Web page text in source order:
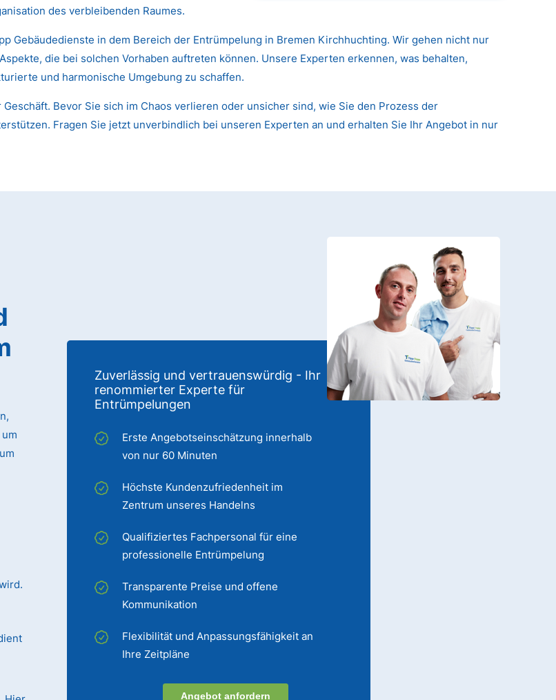
des verbleibenden Raumes.
Gebäudedienste in dem Bereich der Entrümpelung in Bremen Kirchhuchting. Wir gehen nicht nur
die bei solchen Vorhaben auftreten können. Unsere Experten erkennen, was behalten,
und harmonische Umgebung zu schaffen.
Bevor Sie sich im Chaos verlieren oder unsicher sind, wie Sie den Prozess der
Fragen Sie jetzt unverbindlich bei unseren Experten an und erhalten Sie Ihr Angebot in nur
Zuverlässig und vertrauenswürdig - Ihr
renommierter Experte für
Entrümpelungen
Erste Angebotseinschätzung innerhalb
von nur 60 Minuten
Höchste Kundenzufriedenheit im
Zentrum unseres Handelns
Qualifiziertes Fachpersonal für eine
professionelle Entrümpelung
Transparente Preise und offene
Kommunikation
Flexibilität und Anpassungsfähigkeit an
Ihre Zeitpläne
Angebot anfordern